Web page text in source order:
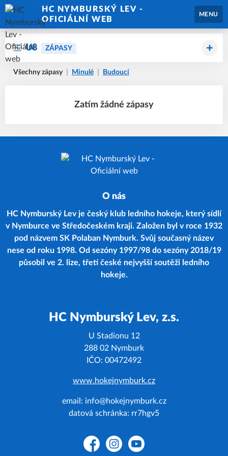
HC NYMBURSKÝ LEV -
OFICIÁLNÍ WEB
MENU
U8 ZÁPASY
Všechny zápasy Minulé Budoucí
Zatím žádné zápasy
O nás
HC Nymburský Lev je český klub ledního hokeje, který sídlí
v Nymburce ve Středočeském kraji. Založen byl v roce 1932
pod názvem SK Polaban Nymburk. Svůj současný název
nese od roku 1998. Od sezóny 1997/98 do sezóny 2018/19
působil ve 2. lize, třetí české nejvyšší soutěži ledního
hokeje.
HC Nymburský Lev, z.s.
U Stadionu 12
288 02 Nymburk
IČO: 00472492
www.hokejnymburk.cz
email: info@hokejnymburk.cz
datová schránka: rr7hgv5
FacebookInstagramYouTube